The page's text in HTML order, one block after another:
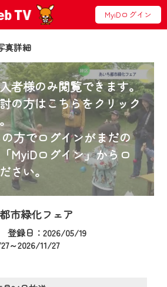
MyiDログイン
詳細
者様のみ閲覧できます。
の方はこちらをクリック
方でログインがまだの
MyiDログイン」からロ
さい。
市緑化フェア
登録日：2026/05/19
～2026/11/27
知らせ
『CCNet Web TV』は2024
ニューアルします！
より、お住まいの地域
が一目瞭然。
ＰＣブラウザから、いつ